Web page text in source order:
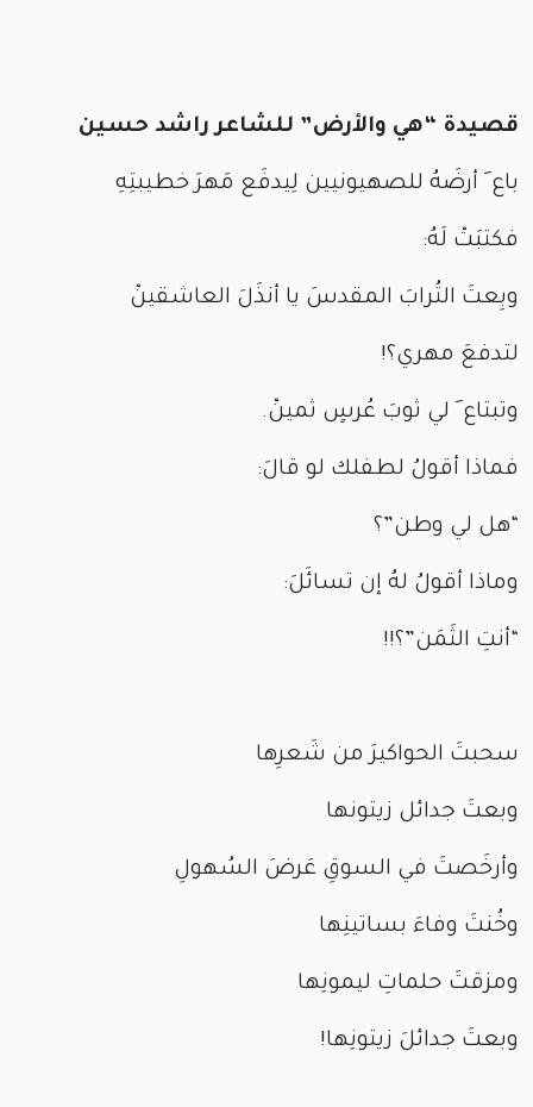
قصيدة “هي والأرض” للشاعر راشد حسين
باع َ أرضَهُ للصهيونيين لِيدفَع مَهرَ خطيبتِهِ
فكتبَتْ لَهُ:
وبِعتَ التُرابَ المقدسَ يا أنذَلَ العاشقينْ
لتدفعَ مهري؟!
وتبتاع َ لي ثوبَ عُرسٍ ثمينْ.
فماذا أقولُ لطفلك لو قالَ:
“هل لي وطن”؟
وماذا أقولُ لهُ إن تسائَلَ:
“أنتِ الثَمَن”؟!!
سحبتَ الحواكيرَ من شَعرِها
وبعتَ جدائل زيتونها
وأرخَصتَ في السوقِ عَرضَ السُهولِ
وخُنتَ وفاءَ بساتينِها
ومزقتَ حلماتِ ليمونِها
وبعتَ جدائلَ زيتونِها!